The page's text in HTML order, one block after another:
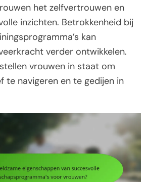
het zelfvertrouwen en
inzichten. Betrokkenheid bij
kan
verder ontwikkelen.
vrouwen in staat om
te navigeren en te gedijen in